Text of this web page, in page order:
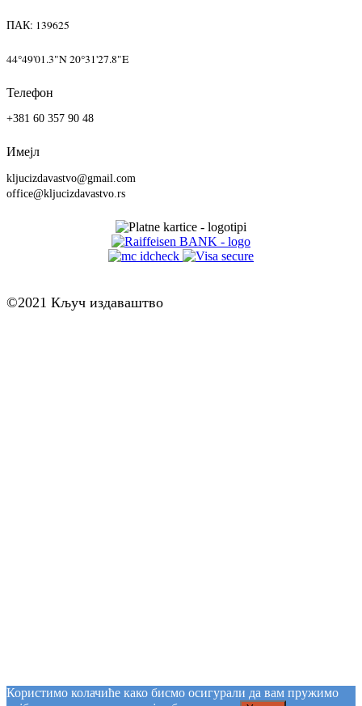
ПАК: 139625
44°49'01.3"N 20°31'27.8"E
Телефон
+381 60 357 90 48
Имејл
kljucizdavastvo@gmail.com
office@kljucizdavastvo.rs
©2021 Кључ издаваштво
Користимо колачиће како бисмо осигурали да вам пружимо